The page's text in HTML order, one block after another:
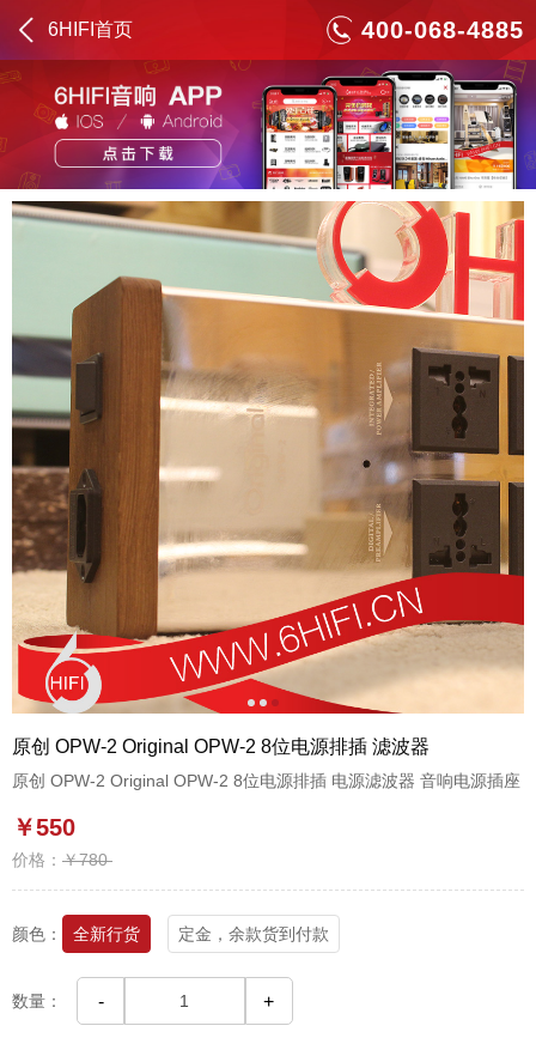
6HIFI首页 400-068-4885
1 2 3
原创 OPW-2 Original OPW-2 8位电源排插 滤波器
原创 OPW-2 Original OPW-2 8位电源排插 电源滤波器 音响电源插座
￥550
价格： ￥780
颜色： 全新行货 定金，余款货到付款
数量： - +